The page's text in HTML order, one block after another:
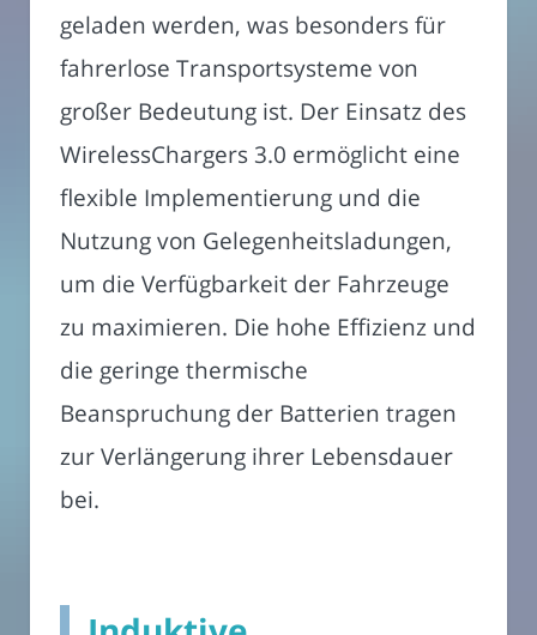
geladen werden, was besonders für
fahrerlose Transportsysteme von
großer Bedeutung ist. Der Einsatz des
WirelessChargers 3.0 ermöglicht eine
flexible Implementierung und die
Nutzung von Gelegenheitsladungen,
um die Verfügbarkeit der Fahrzeuge
zu maximieren. Die hohe Effizienz und
die geringe thermische
Beanspruchung der Batterien tragen
zur Verlängerung ihrer Lebensdauer
bei.